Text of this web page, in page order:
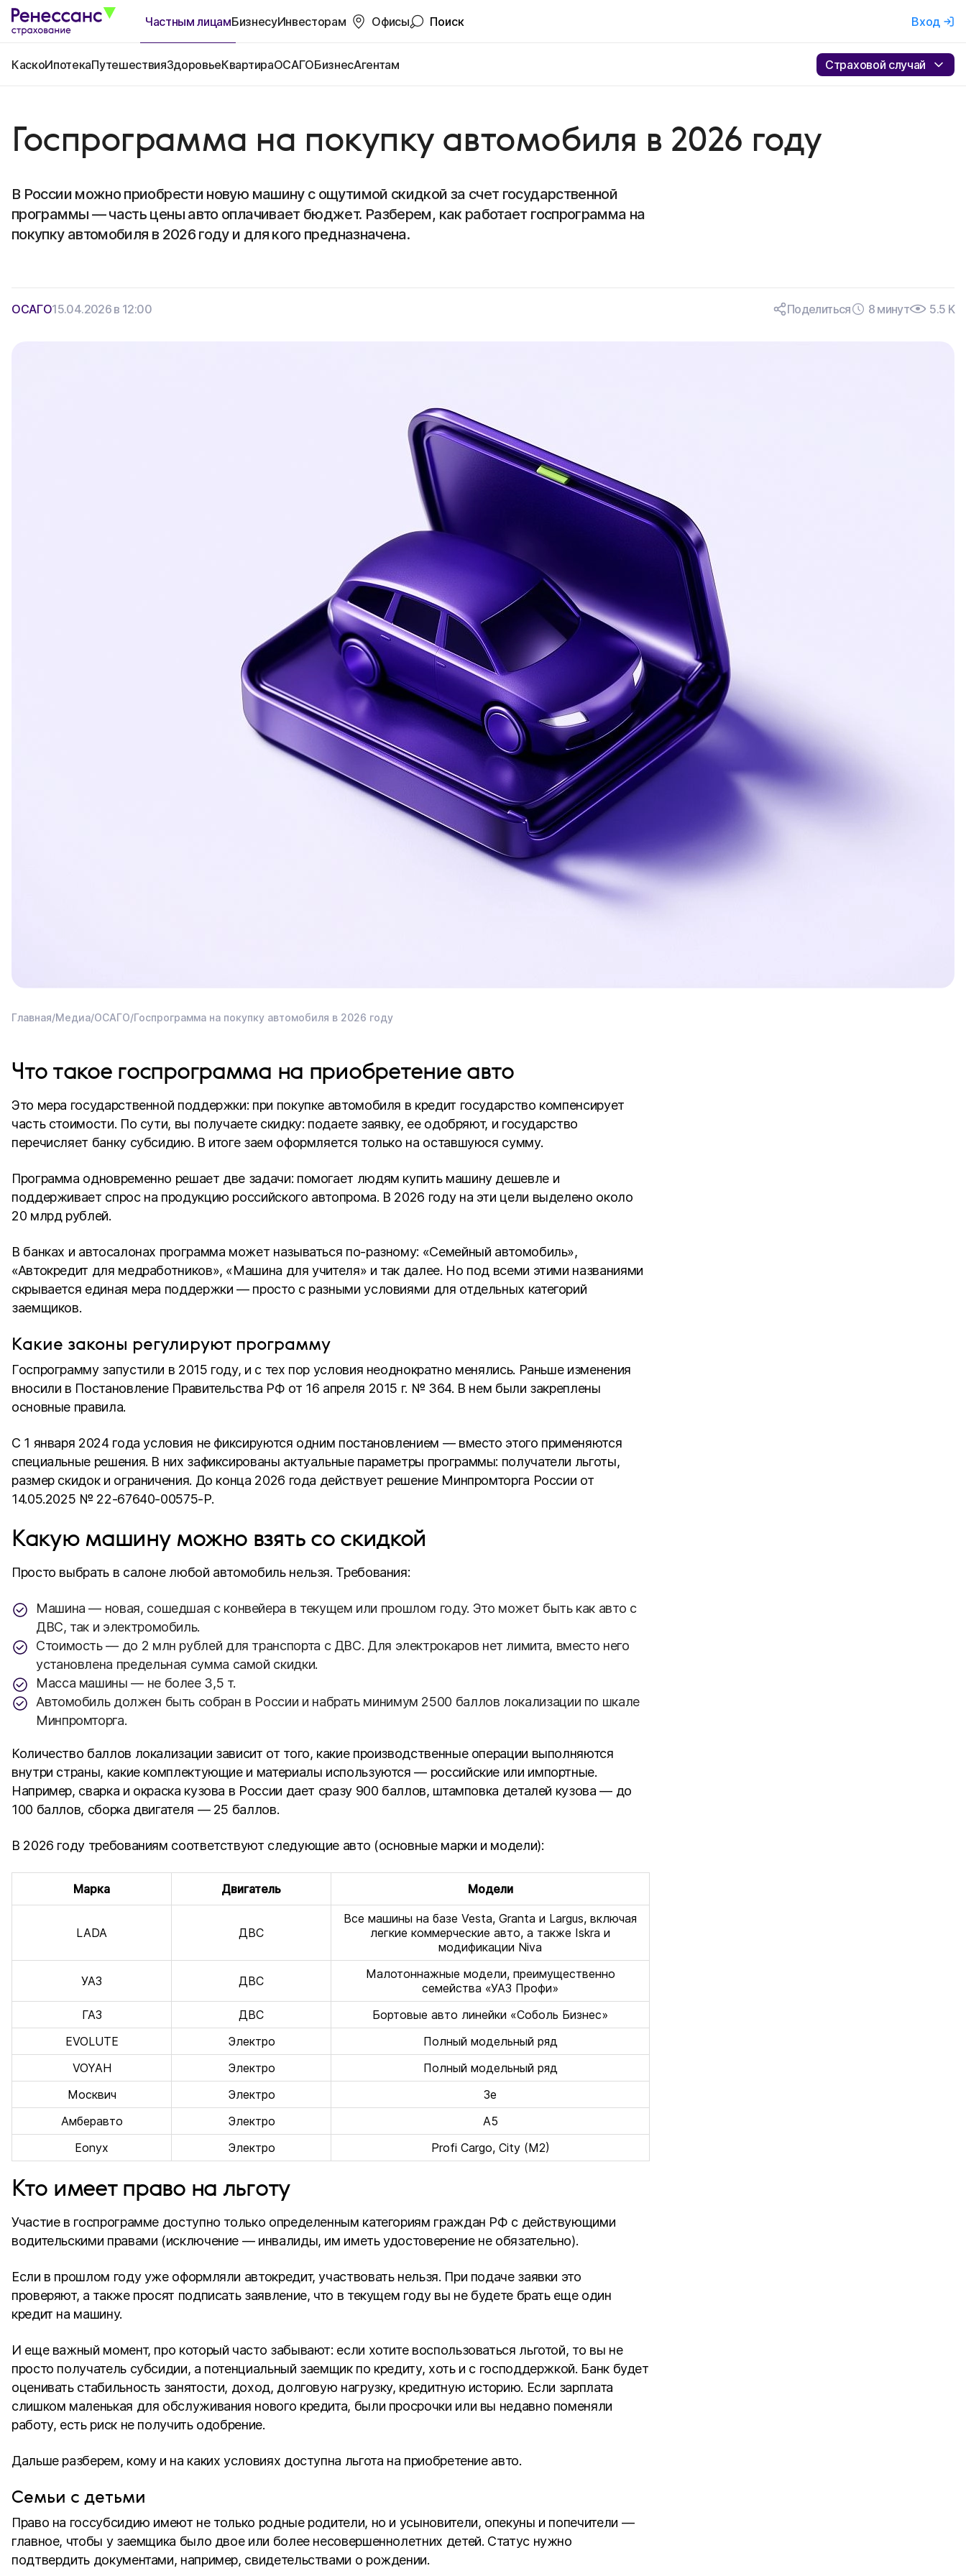
Частным лицамБизнесуИнвесторам Офисы Поиск Вход
КаскоИпотекаПутешествияЗдоровьеКвартираОСАГОБизнесАгентам Страховой случай
Госпрограмма на покупку автомобиля в 2026 году
В России можно приобрести новую машину с ощутимой скидкой за счет государственной
программы — часть цены авто оплачивает бюджет. Разберем, как работает госпрограмма на
покупку автомобиля в 2026 году и для кого предназначена.
ОСАГО15.04.2026 в 12:00 Поделиться 8 минут 5.5 K
Главная/Медиа/ОСАГО/Госпрограмма на покупку автомобиля в 2026 году
Что такое госпрограмма на приобретение авто
Это мера государственной поддержки: при покупке автомобиля в кредит государство компенсирует
часть стоимости. По сути, вы получаете скидку: подаете заявку, ее одобряют, и государство
перечисляет банку субсидию. В итоге заем оформляется только на оставшуюся сумму.
Программа одновременно решает две задачи: помогает людям купить машину дешевле и
поддерживает спрос на продукцию российского автопрома. В 2026 году на эти цели выделено около
20 млрд рублей.
В банках и автосалонах программа может называться по-разному: «Семейный автомобиль»,
«Автокредит для медработников», «Машина для учителя» и так далее. Но под всеми этими названиями
скрывается единая мера поддержки — просто с разными условиями для отдельных категорий
заемщиков.
Какие законы регулируют программу
Госпрограмму запустили в 2015 году, и с тех пор условия неоднократно менялись. Раньше изменения
вносили в Постановление Правительства РФ от 16 апреля 2015 г. № 364. В нем были закреплены
основные правила.
С 1 января 2024 года условия не фиксируются одним постановлением — вместо этого применяются
специальные решения. В них зафиксированы актуальные параметры программы: получатели льготы,
размер скидок и ограничения. До конца 2026 года действует решение Минпромторга России от
14.05.2025 № 22-67640-00575-Р.
Какую машину можно взять со скидкой
Просто выбрать в салоне любой автомобиль нельзя. Требования:
Машина — новая, сошедшая с конвейера в текущем или прошлом году. Это может быть как авто с
ДВС, так и электромобиль.
Стоимость — до 2 млн рублей для транспорта с ДВС. Для электрокаров нет лимита, вместо него
установлена предельная сумма самой скидки.
Масса машины — не более 3,5 т.
Автомобиль должен быть собран в России и набрать минимум 2500 баллов локализации по шкале
Минпромторга.
Количество баллов локализации зависит от того, какие производственные операции выполняются
внутри страны, какие комплектующие и материалы используются — российские или импортные.
Например, сварка и окраска кузова в России дает сразу 900 баллов, штамповка деталей кузова — до
100 баллов, сборка двигателя — 25 баллов.
В 2026 году требованиям соответствуют следующие авто (основные марки и модели):
Марка Двигатель Модели
LADA ДВС
Все машины на базе Vesta, Granta и Largus, включая
легкие коммерческие авто, а также Iskra и
модификации Niva
УАЗ ДВС
Малотоннажные модели, преимущественно
семейства «УАЗ Профи»
ГАЗ
ДВС
Бортовые авто линейки «Соболь Бизнес»
EVOLUTE
Электро
Полный модельный ряд
VOYAH
Электро
Полный модельный ряд
Москвич
Электро
3е
Амберавто
Электро
A5
Eonyx
Электро Profi Cargo, City (M2)
Кто имеет право на льготу
Участие в госпрограмме доступно только определенным категориям граждан РФ с действующими
водительскими правами (исключение — инвалиды, им иметь удостоверение не обязательно).
Если в прошлом году уже оформляли автокредит, участвовать нельзя. При подаче заявки это
проверяют, а также просят подписать заявление, что в текущем году вы не будете брать еще один
кредит на машину.
И еще важный момент, про который часто забывают: если хотите воспользоваться льготой, то вы не
просто получатель субсидии, а потенциальный заемщик по кредиту, хоть и с господдержкой. Банк будет
оценивать стабильность занятости, доход, долговую нагрузку, кредитную историю. Если зарплата
слишком маленькая для обслуживания нового кредита, были просрочки или вы недавно поменяли
работу, есть риск не получить одобрение.
Дальше разберем, кому и на каких условиях доступна льгота на приобретение авто.
Семьи с детьми
Право на госсубсидию имеют не только родные родители, но и усыновители, опекуны и попечители —
главное, чтобы у заемщика было двое или более несовершеннолетних детей. Статус нужно
подтвердить документами, например, свидетельствами о рождении.